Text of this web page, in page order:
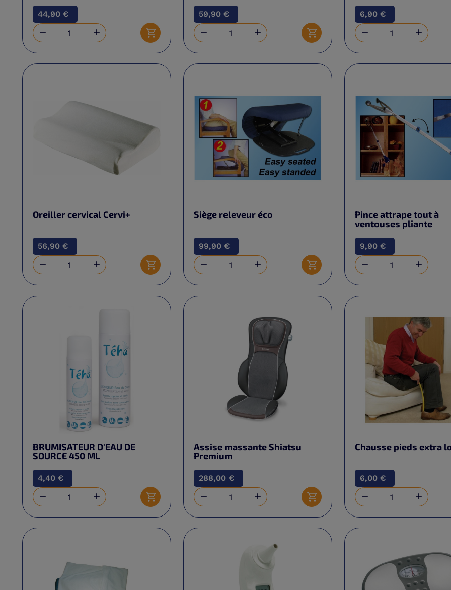
44,90 €
 
Ajouter au panier
59,90 €
 
Ajouter au panier
6,90 €
 
Oreiller cervical Cervi+
56,90 €
 
Ajouter au panier
Siège releveur éco
99,90 €
 
Ajouter au panier
Pince attrape tout à
ventouses pliante
9,90 €
 
BRUMISATEUR D'EAU DE
SOURCE 450 ML
4,40 €
 
Ajouter au panier
Assise massante Shiatsu
Premium
288,00 €
 
Ajouter au panier
Chausse pieds extra
6,00 €
 